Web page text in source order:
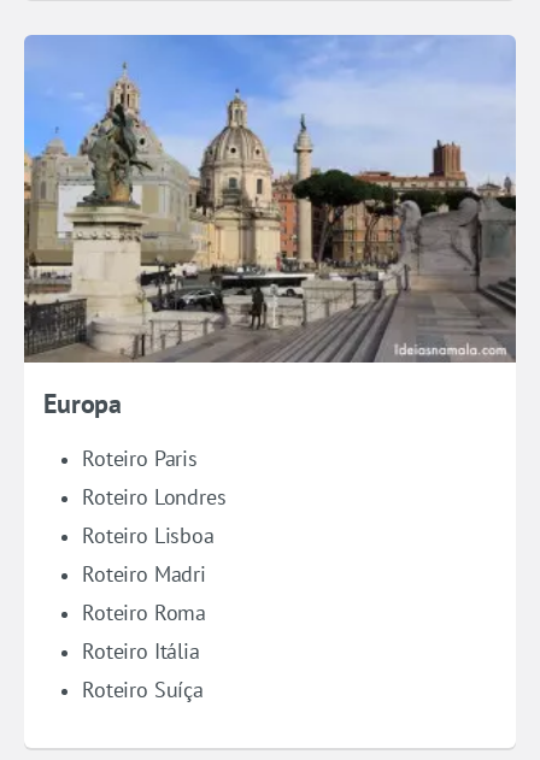
Europa
Roteiro Paris
Roteiro Londres
Roteiro Lisboa
Roteiro Madri
Roteiro Roma
Roteiro Itália
Roteiro Suíça